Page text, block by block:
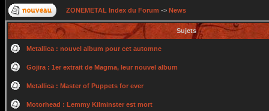
ZONEMETAL Index du Forum -> News
Sujets
Metallica : nouvel album pour cet automne
Gojira : 1er extrait de Magma, leur nouvel album
Metallica : Master of Puppets for ever
Motorhead : Lemmy Kilminster est mort